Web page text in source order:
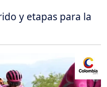
y etapas para la